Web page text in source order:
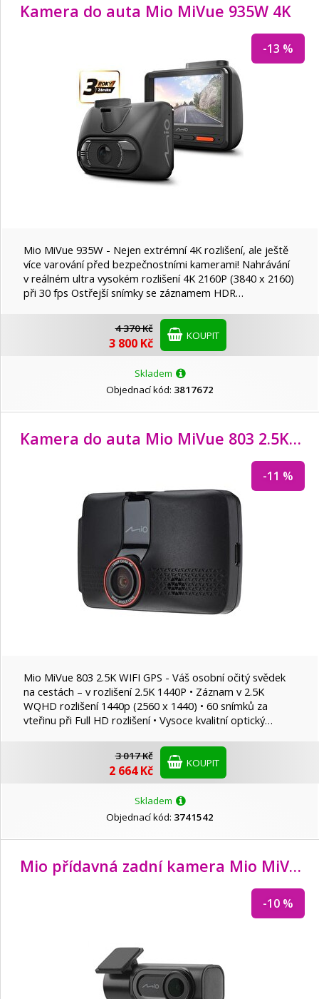
Sony
Transcend
VIVAX
Kamera do auta Mio MiVue 935W 4K
-13 %
Mio MiVue 935W - Nejen extrémní 4K rozlišení, ale ještě
více varování před bezpečnostními kamerami! Nahrávání
v reálném ultra vysokém rozlišení 4K 2160P (3840 x 2160)
při 30 fps Ostřejší snímky se záznamem HDR…
4 370 Kč
3 800 Kč KOUPIT
Skladem
Objednací kód: 3817672
Kamera do auta Mio MiVue 803 2.5K WIFI GPS
-11 %
Mio MiVue 803 2.5K WIFI GPS - Váš osobní očitý svědek
na cestách – v rozlišení 2.5K 1440P • Záznam v 2.5K
WQHD rozlišení 1440p (2560 x 1440) • 60 snímků za
vteřinu při Full HD rozlišení • Vysoce kvalitní optický…
3 017 Kč
2 664 Kč KOUPIT
Skladem
Objednací kód: 3741542
Mio přídavná zadní kamera Mio MiVue A50
-10 %